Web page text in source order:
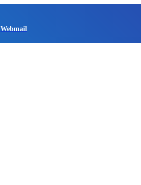
Webmail